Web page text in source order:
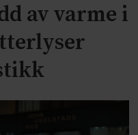
av varme i